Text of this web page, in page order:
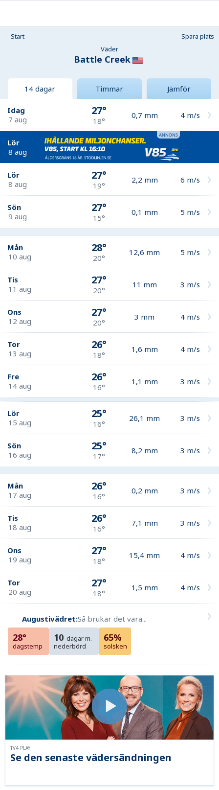
Start
Spara plats
Väder
Battle Creek
14 dagar Timmar Jämför
Idag
7 aug
27°
18°
0,7 mm 4 m/s
Lör
8 aug
Lör
8 aug
27°
19°
2,2 mm 6 m/s
Sön
9 aug
27°
15°
0,1 mm 5 m/s
Mån
10 aug
28°
20°
12,6 mm 5 m/s
Tis
11 aug
27°
20°
11 mm 3 m/s
Ons
12 aug
27°
20°
3 mm 4 m/s
Tor
13 aug
26°
18°
1,6 mm 4 m/s
Fre
14 aug
26°
16°
1,1 mm 3 m/s
Lör
15 aug
25°
16°
26,1 mm 3 m/s
Sön
16 aug
25°
17°
8,2 mm 3 m/s
Mån
17 aug
26°
16°
0,2 mm 3 m/s
Tis
18 aug
26°
16°
7,1 mm 3 m/s
Ons
19 aug
27°
18°
15,4 mm 4 m/s
Tor
20 aug
27°
18°
1,5 mm 4 m/s
Augustivädret:Så brukar det vara...
28°
dagstemp
10 dagar m.
nederbörd
65%
solsken
Se den senaste vädersändningen
TV4 PLAY